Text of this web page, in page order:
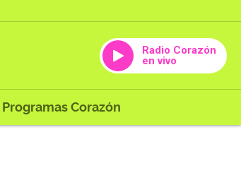
Radio Corazón
en vivo
Programas Corazón